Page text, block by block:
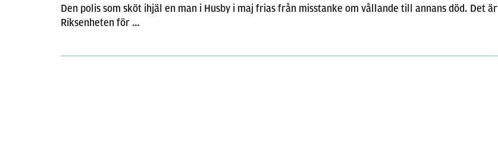
Den polis som sköt ihjäl en man i Husby i maj frias från misstanke om vållande till annans död. Det är
Riksenheten för …